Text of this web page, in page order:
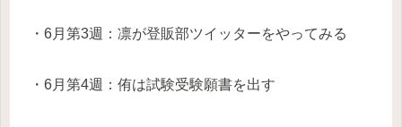
・6月第3週：凛が登販部ツイッターをやってみる
・6月第4週：侑は試験受験願書を出す